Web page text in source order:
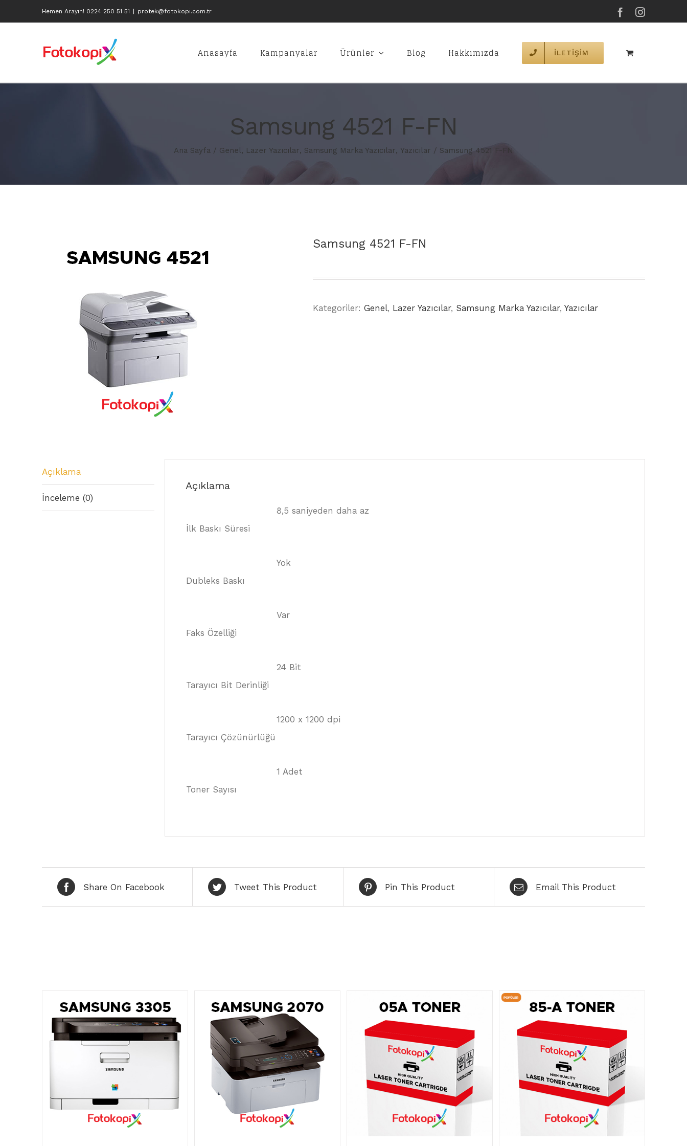
to
Hemen Arayın! 0224 250 51 51 protek@fotokopi.com.tr facebookinstagram
Anasayfa Kampanyalar Ürünler Blog Hakkımızda İLETIŞIM
Samsung 4521 F-FN
Ana Sayfa / Genel, Lazer Yazıcılar, Samsung Marka Yazıcılar, Yazıcılar / Samsung 4521 F-FN
Samsung 4521 F-FN
Kategoriler: Genel, Lazer Yazıcılar, Samsung Marka Yazıcılar, Yazıcılar
Açıklama
İnceleme (0)
Açıklama
İlk Baskı Süresi
8,5 saniyeden daha az
Dubleks Baskı
Yok
Faks Özelliği
Var
Tarayıcı Bit Derinliği
24 Bit
Tarayıcı Çözünürlüğü
1200 x 1200 dpi
Toner Sayısı
1 Adet
Share On Facebook Tweet This Product Pin This Product Email This Product